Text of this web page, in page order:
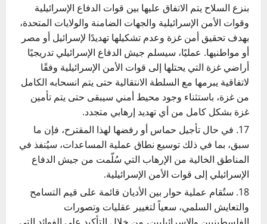
بنزع السلاح يتم الاتفاق عليها بين قوات الدفاع الإسرائيلية
وقوات الأمن الإسرائيلية والجهات الضامنة والولايات المتحدة،
بهدف تحقيق أمن غزة وعدم تشكيلها تهديدًا لإسرائيل أو مصر
أو مواطنيها. عمليًا، سيسلم جيش الدفاع الإسرائيلي تدريجيًا
أراضي غزة التي يحتلها إلى قوات الأمن الإسرائيلية وفقًا
لاتفاقية يبرمها مع السلطة الانتقالية حتى يتم انسحابه الكامل
من غزة، باستثناء وجود محيط أمني سيبقى حتى يتم تأمين
غزة بشكل كامل من أي تهديد إرهابي متجدد.
في حال تأجيل حماس أو رفضها لهذا المقترح، فإن ما
سبق، بما في ذلك توسيع نطاق عملية المساعدات، سيُنفذ في
المناطق الخالية من الإرهاب التي سُلّمت من جيش الدفاع
الإسرائيلي إلى قوات الأمن الإسرائيلية.
ستُقام عملية حوار بين الأديان قائمة على قيم التسامح
والتعايش السلمي، سعياً لتغيير عقليات وتصورات
الفلسطينيين والإسرائيليين، من خلال التأكيد على الفوائد التي